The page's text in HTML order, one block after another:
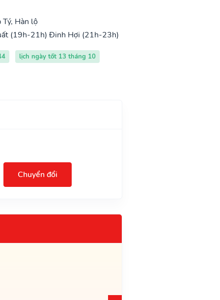
Hàn lộ
(19h-21h) Đinh Hợi (21h-23h)
lịch ngày tốt 13 tháng 10
Chuyển đổi